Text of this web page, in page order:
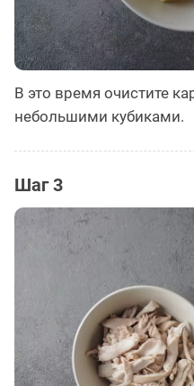
В это время очистите
небольшими кубиками.
Шаг 3